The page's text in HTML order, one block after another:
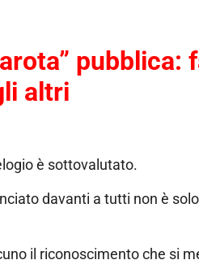
altri
è sottovalutato.
davanti a tutti non è
il riconoscimento che si